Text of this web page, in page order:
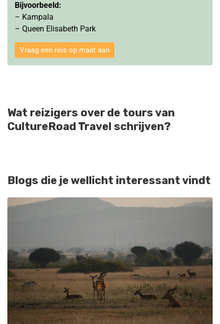
Bijvoorbeeld:
– Kampala
– Queen Elisabeth Park
Vraag een reis op maat aan
Wat reizigers over de tours van
CultureRoad Travel schrijven?
Blogs die je wellicht interessant vindt